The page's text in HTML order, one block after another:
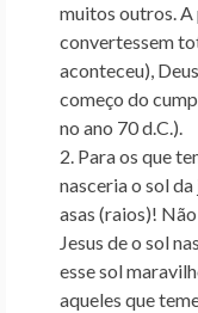
muitos outros. A
convertessem
aconteceu),
começo do
no ano 70 d.C.).
Para os que
nasceriao sol da
asas (raios)!
Jesus de o sol
esse sol
aqueles que